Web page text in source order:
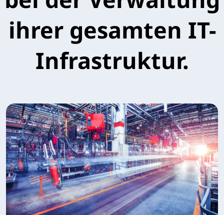
ihrer gesamten IT-
Infrastruktur.